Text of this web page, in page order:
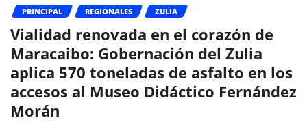
PRINCIPAL REGIONALES ZULIA
Vialidad renovada en el corazón de
Maracaibo: Gobernación del Zulia
aplica 570 toneladas de asfalto en los
accesos al Museo Didáctico Fernández
Morán